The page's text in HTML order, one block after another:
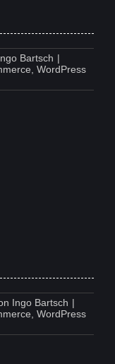
Bartsch |
WordPress
Ingo Bartsch |
WordPress